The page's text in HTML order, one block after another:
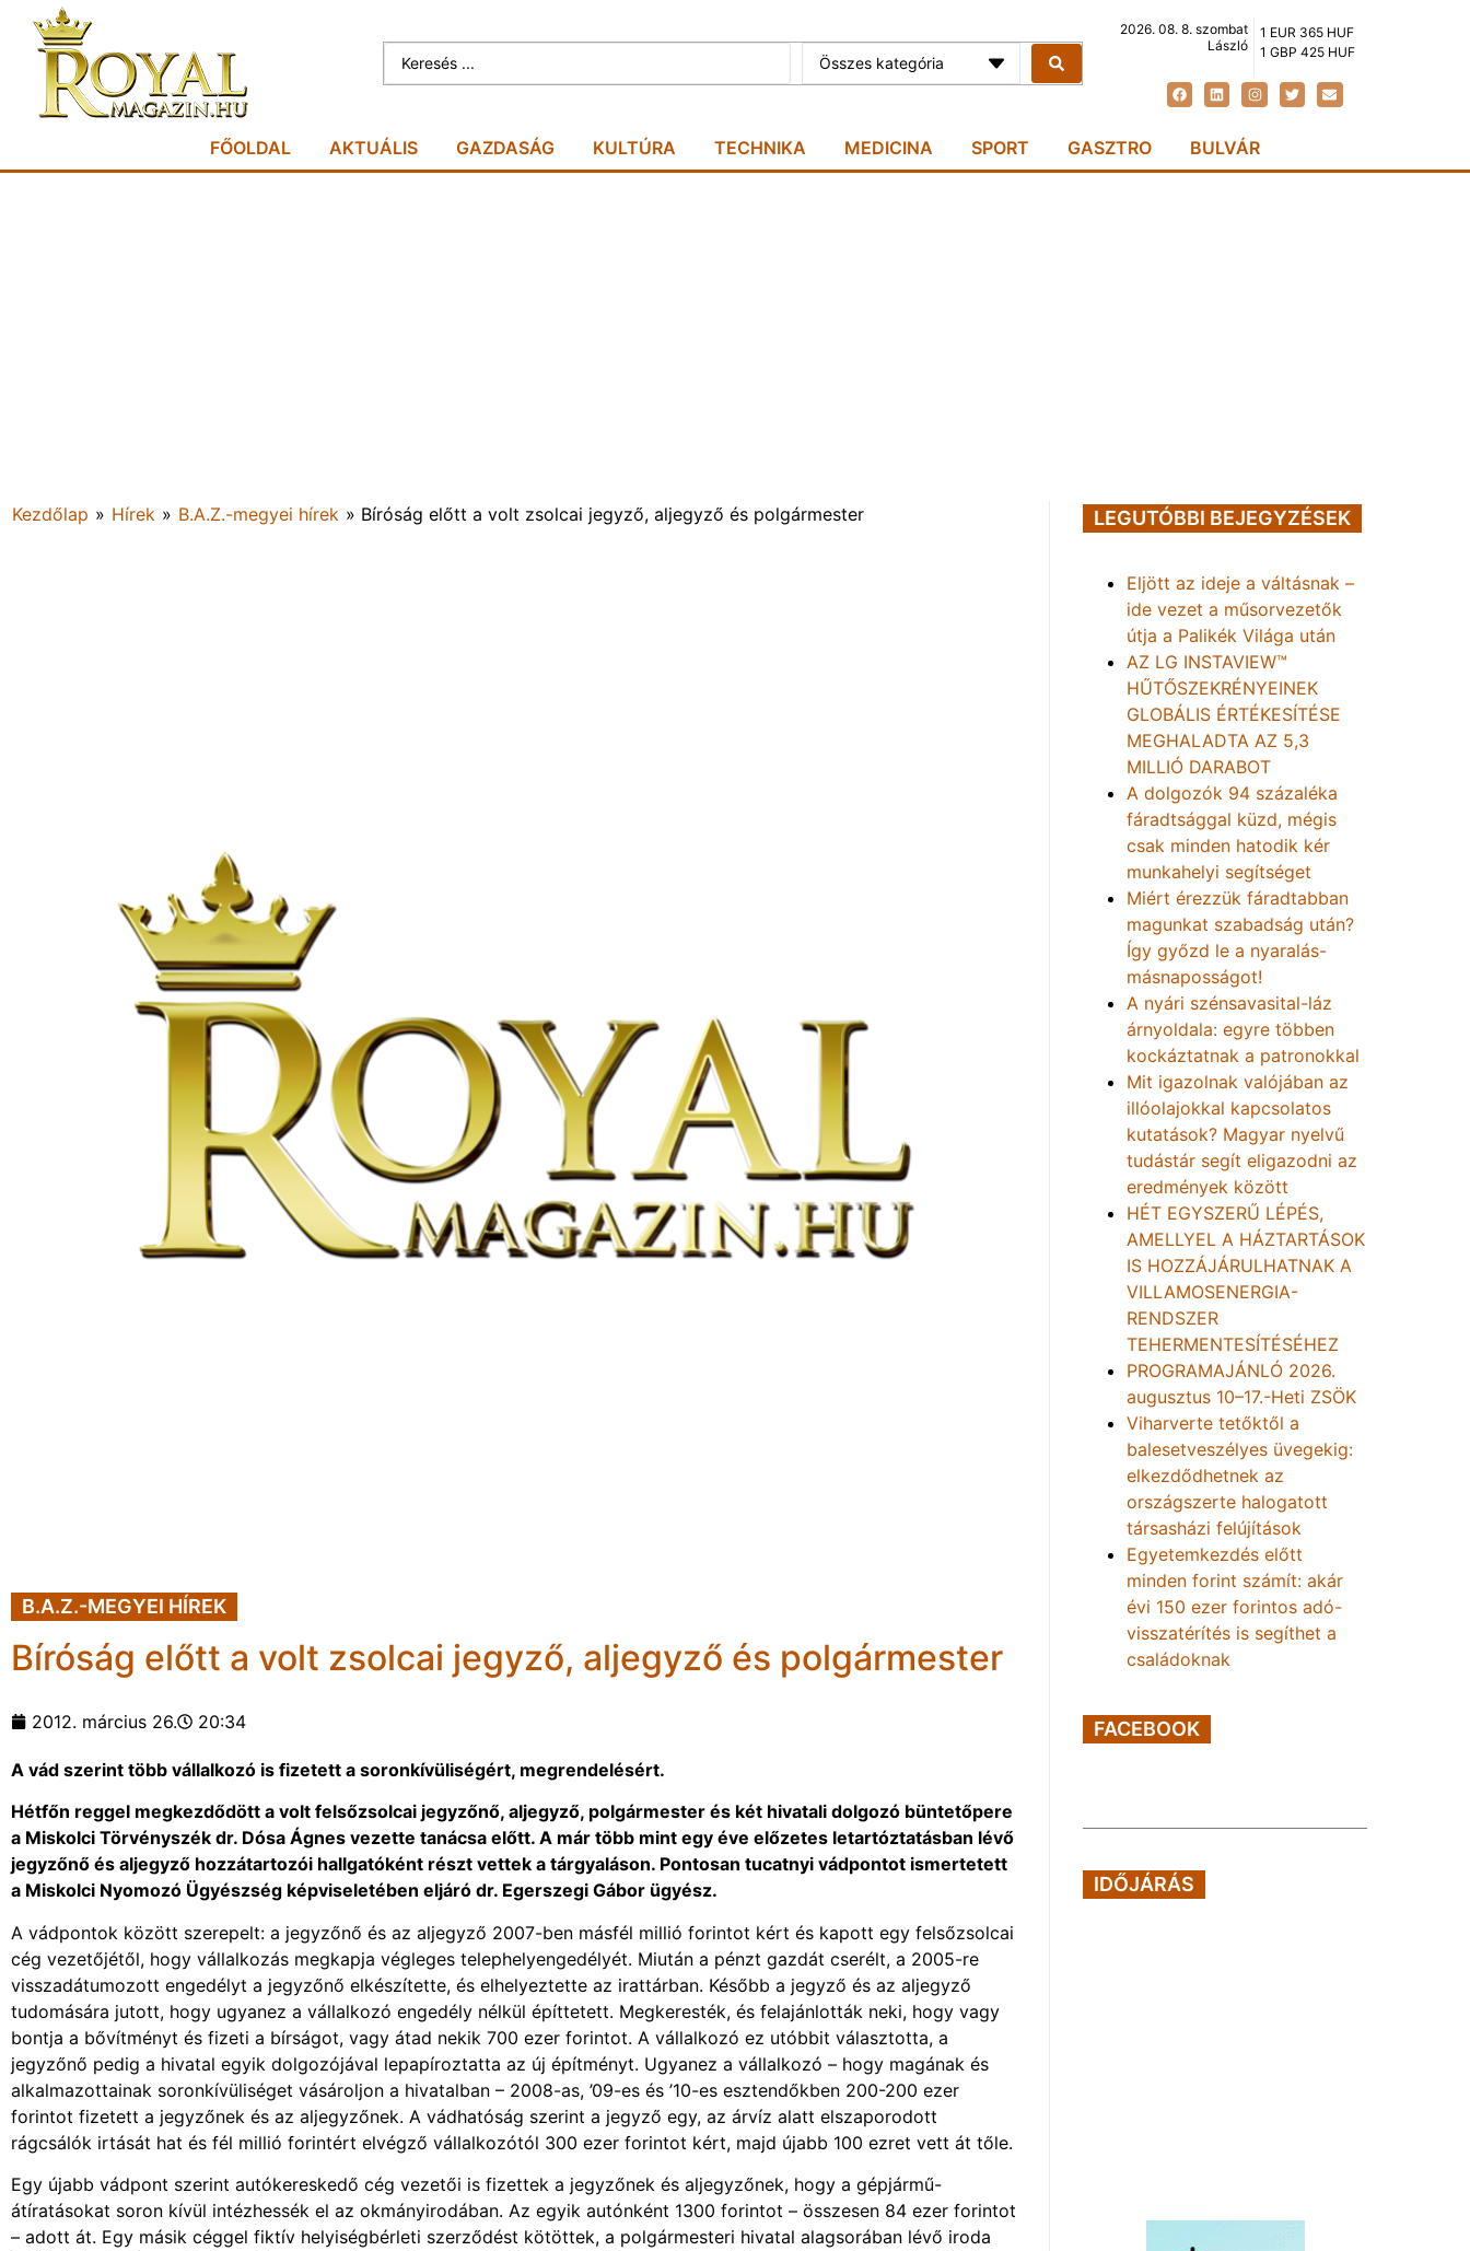
Összes kategória
2026. 08. 8. szombat
László
1 EUR 365 HUF
1 GBP 425 HUF
FŐOLDAL AKTUÁLIS GAZDASÁG KULTÚRA TECHNIKA MEDICINA SPORT GASZTRO BULVÁR
Kezdőlap » Hírek » B.A.Z.-megyei hírek » Bíróság előtt a volt zsolcai jegyző, aljegyző és polgármester
B.A.Z.-MEGYEI HÍREK
Bíróság előtt a volt zsolcai jegyző, aljegyző és polgármester
2012. március 26. 20:34
A vád szerint több vállalkozó is fizetett a soronkívüliségért, megrendelésért.
Hétfőn reggel megkezdődött a volt felsőzsolcai jegyzőnő, aljegyző, polgármester és két hivatali dolgozó büntetőpere
a Miskolci Törvényszék dr. Dósa Ágnes vezette tanácsa előtt. A már több mint egy éve előzetes letartóztatásban lévő
jegyzőnő és aljegyző hozzátartozói hallgatóként részt vettek a tárgyaláson. Pontosan tucatnyi vádpontot ismertetett
a Miskolci Nyomozó Ügyészség képviseletében eljáró dr. Egerszegi Gábor ügyész.
A vádpontok között szerepelt: a jegyzőnő és az aljegyző 2007-ben másfél millió forintot kért és kapott egy felsőzsolcai
cég vezetőjétől, hogy vállalkozás megkapja végleges telephelyengedélyét. Miután a pénzt gazdát cserélt, a 2005-re
visszadátumozott engedélyt a jegyzőnő elkészítette, és elhelyeztette az irattárban. Később a jegyző és az aljegyző
tudomására jutott, hogy ugyanez a vállalkozó engedély nélkül építtetett. Megkeresték, és felajánlották neki, hogy vagy
bontja a bővítményt és fizeti a bírságot, vagy átad nekik 700 ezer forintot. A vállalkozó ez utóbbit választotta, a
jegyzőnő pedig a hivatal egyik dolgozójával lepapíroztatta az új építményt. Ugyanez a vállalkozó – hogy magának és
alkalmazottainak soronkívüliséget vásároljon a hivatalban – 2008-as, ’09-es és ’10-es esztendőkben 200-200 ezer
forintot fizetett a jegyzőnek és az aljegyzőnek. A vádhatóság szerint a jegyző egy, az árvíz alatt elszaporodott
rágcsálók irtását hat és fél millió forintért elvégző vállalkozótól 300 ezer forintot kért, majd újabb 100 ezret vett át tőle.
Egy újabb vádpont szerint autókereskedő cég vezetői is fizettek a jegyzőnek és aljegyzőnek, hogy a gépjármű-
átíratásokat soron kívül intézhessék el az okmányirodában. Az egyik autónként 1300 forintot – összesen 84 ezer forintot
– adott át. Egy másik céggel fiktív helyiségbérleti szerződést kötöttek, a polgármesteri hivatal alagsorában lévő iroda
LEGUTÓBBI BEJEGYZÉSEK
Eljött az ideje a váltásnak –
ide vezet a műsorvezetők
útja a Palikék Világa után
AZ LG INSTAVIEW™
HŰTŐSZEKRÉNYEINEK
GLOBÁLIS ÉRTÉKESÍTÉSE
MEGHALADTA AZ 5,3
MILLIÓ DARABOT
A dolgozók 94 százaléka
fáradtsággal küzd, mégis
csak minden hatodik kér
munkahelyi segítséget
Miért érezzük fáradtabban
magunkat szabadság után?
Így győzd le a nyaralás-
másnaposságot!
A nyári szénsavasital-láz
árnyoldala: egyre többen
kockáztatnak a patronokkal
Mit igazolnak valójában az
illóolajokkal kapcsolatos
kutatások? Magyar nyelvű
tudástár segít eligazodni az
eredmények között
HÉT EGYSZERŰ LÉPÉS,
AMELLYEL A HÁZTARTÁSOK
IS HOZZÁJÁRULHATNAK A
VILLAMOSENERGIA-
RENDSZER
TEHERMENTESÍTÉSÉHEZ
PROGRAMAJÁNLÓ 2026.
augusztus 10–17.-Heti ZSÖK
Viharverte tetőktől a
balesetveszélyes üvegekig:
elkezdődhetnek az
országszerte halogatott
társasházi felújítások
Egyetemkezdés előtt
minden forint számít: akár
évi 150 ezer forintos adó-
visszatérítés is segíthet a
családoknak
FACEBOOK
IDŐJÁRÁS